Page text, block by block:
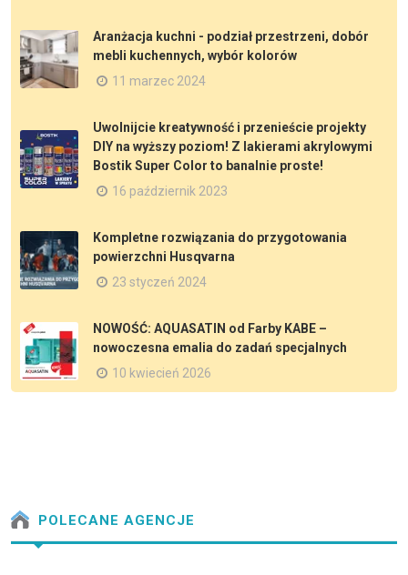
Aranżacja kuchni - podział przestrzeni, dobór
mebli kuchennych, wybór kolorów
11 marzec 2024
Uwolnijcie kreatywność i przenieście projekty
DIY na wyższy poziom! Z lakierami akrylowymi
Bostik Super Color to banalnie proste!
16 październik 2023
Kompletne rozwiązania do przygotowania
powierzchni Husqvarna
23 styczeń 2024
NOWOŚĆ: AQUASATIN od Farby KABE –
nowoczesna emalia do zadań specjalnych
10 kwiecień 2026
POLECANE AGENCJE